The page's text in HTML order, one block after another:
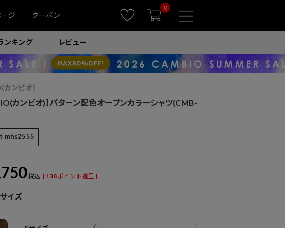
ジ クーポン
0
ンキング レビュー
カンビオ)
カンビオ)】パターン配色オープンカラーシャツ(CMB-
mhs2555
税込 [ 138ポイント進呈 ]
サイズ